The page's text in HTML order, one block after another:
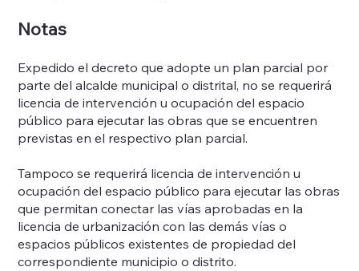
Notas
Expedido el decreto que adopte un plan parcial por
parte del alcalde municipal o distrital, no se requerirá
licencia de intervención u ocupación del espacio
público para ejecutar las obras que se encuentren
previstas en el respectivo plan parcial.
Tampoco se requerirá licencia de intervención u
ocupación del espacio público para ejecutar las obras
que permitan conectar las vías aprobadas en la
licencia de urbanización con las demás vías o
espacios públicos existentes de propiedad del
correspondiente municipio o distrito.